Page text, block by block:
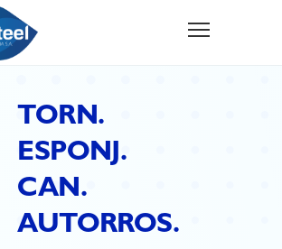
TORN.
ESPONJ.
CAN.
AUTORROS.